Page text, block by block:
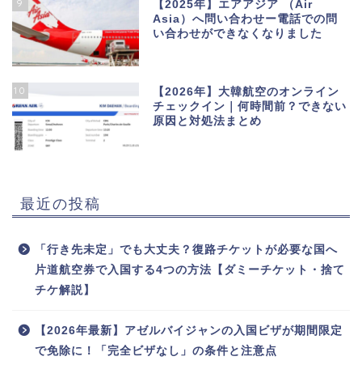
9
【2025年】エアアジア （Air
Asia）へ問い合わせー電話での問
い合わせができなくなりました
10
【2026年】大韓航空のオンライン
チェックイン｜何時間前？できない
原因と対処法まとめ
最近の投稿
「行き先未定」でも大丈夫？復路チケットが必要な国へ
片道航空券で入国する4つの方法【ダミーチケット・捨て
チケ解説】
【2026年最新】アゼルバイジャンの入国ビザが期間限定
で免除に！「完全ビザなし」の条件と注意点